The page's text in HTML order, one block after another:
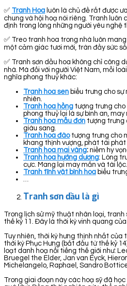
✅ Tranh Hoa luôn là chủ đề rất được
chung và hội hoạ nói riêng. Tranh luôn
định trong lòng những người yêu nghệ
✅ Treo tranh hoa trong nhà luôn
một cảm giác tươi mới, tràn đầy sức
✅ Tranh sơn dầu hoa không chỉ công
nhà. Mà đối với người Việt Nam, mỗi
nghĩa phong thuỷ khác:
Tranh hoa sen biểu trưng cho
nhiên.
Tranh hoa hồng tượng trưng cho
phong thuỷ lại là sự bình an, may
Tranh hoa mẫu đơn tượng trưng
giàu sang.
Tranh hoa đàotượng trưng cho
khang thịnh vượng, phát tài phát
Tranh hoa mai vàng: niềm hy
Tranh hoa hướng dương: Lòng
cực. Mang lại may mắn và tài lộc.
Tranh tĩnh vật bình hoa biểu
Tranh sơn dầu là gì
Trong lịch sử mỹ thuật nhân loại,
thế kỷ 11. Đây là thời kỳ vinh quang
Tuy nhiên, thời kỳ hưng thịnh nhất của
thời kỳ Phục Hưng (bắt đầu từ thế kỷ
loạt danh hoạ nổi tiếng thế giới như:
Bruegel the Elder, Jan van Eyck,
Michelangelo, Raphael, Sandro
Trong giai đoạn này các hoạ sỹ đã